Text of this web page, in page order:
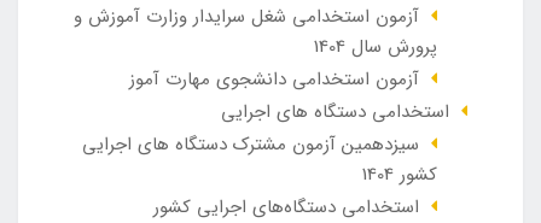
آزمون استخدامی شغل سرایدار وزارت آموزش و
پرورش سال 1404
آزمون استخدامی دانشجوی مهارت آموز
استخدامی دستگاه های اجرایی
سیزدهمین آزمون مشترک دستگاه های اجرایی
کشور 1404
استخدامی دستگاه‌های اجرایی کشور